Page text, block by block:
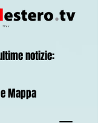
Mappa
notizie: